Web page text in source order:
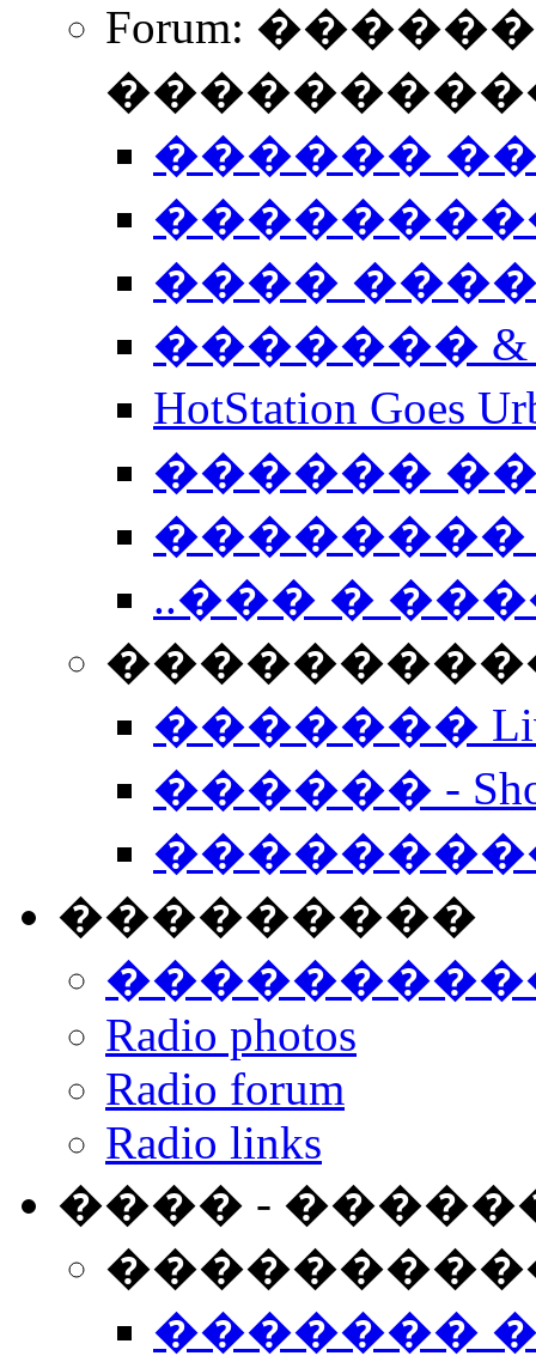
Forum:
������
����
�������
HotStation
������
��������
..��� �
����������
�������
������ -
���������
Radio photos
Radio forum
Radio links
���� -
�������